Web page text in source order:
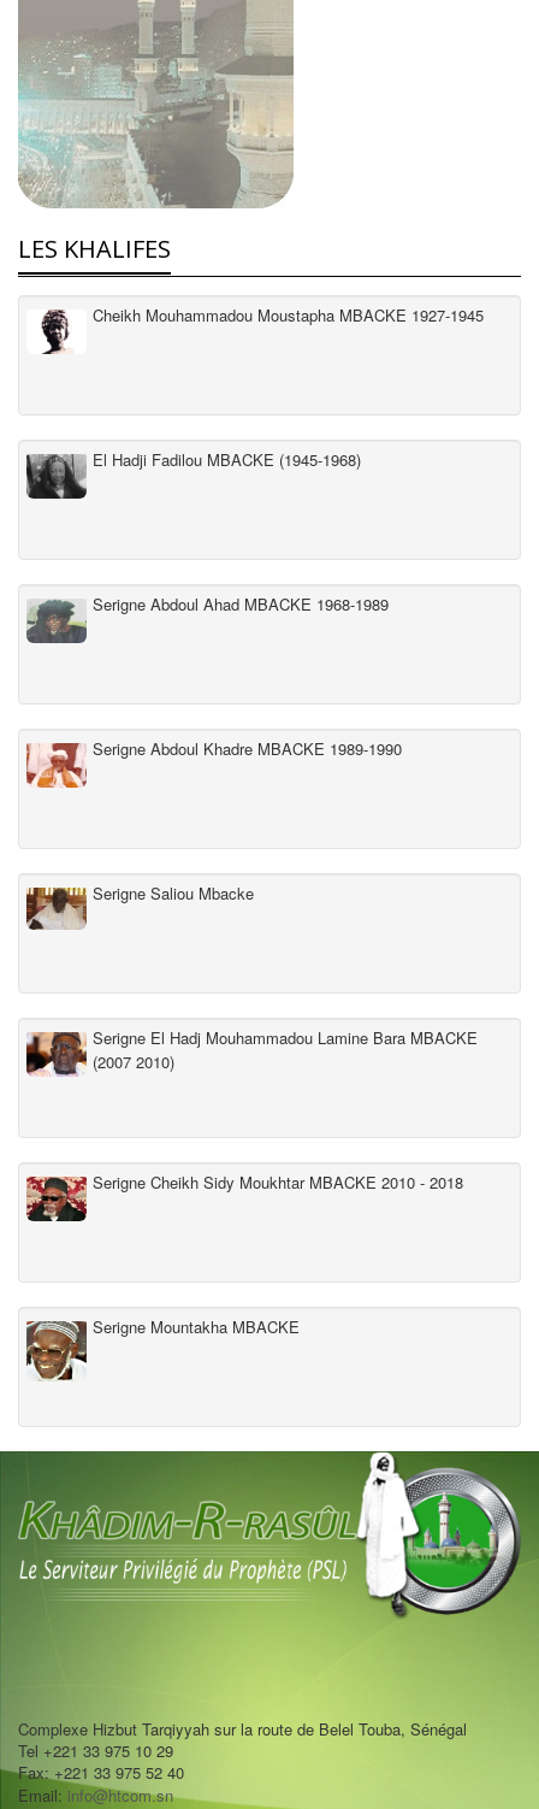
LES KHALIFES
Cheikh Mouhammadou Moustapha MBACKE 1927-1945
El Hadji Fadilou MBACKE (1945-1968)
Serigne Abdoul Ahad MBACKE 1968-1989
Serigne Abdoul Khadre MBACKE 1989-1990
Serigne Saliou Mbacke
Serigne El Hadj Mouhammadou Lamine Bara MBACKE
(2007 2010)
Serigne Cheikh Sidy Moukhtar MBACKE 2010 - 2018
Serigne Mountakha MBACKE
Complexe Hizbut Tarqiyyah sur la route de Belel Touba, Sénégal
Tel +221 33 975 10 29
Fax: +221 33 975 52 40
Email: info@htcom.sn